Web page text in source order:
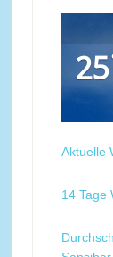
25
Aktuelle
14 Tage